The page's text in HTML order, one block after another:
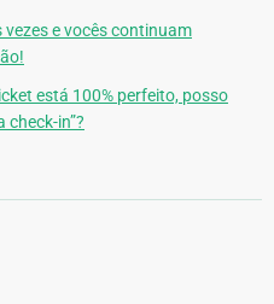
vezes e vocês continuam
está 100% perfeito, posso
check-in”?